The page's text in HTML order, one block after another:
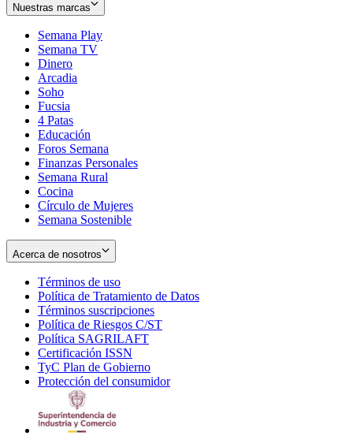
Nuestras marcas
Semana Play
Semana TV
Dinero
Arcadia
Soho
in
new
window
Fucsia
in
new
window
4 Patas
Educación
Foros Semana
Finanzas Personales
Semana Rural
Cocina
Círculo de Mujeres
Semana Sostenible
Acerca de nosotros
Términos de uso
in
new
window
Política de Tratamiento de Datos
Términos suscripciones
in
Política de Riesgos C/ST
Política SAGRILAFT
new
window
Certificación ISSN
in
new
TyC Plan de Gobierno
in
Protección del consumidorOpens